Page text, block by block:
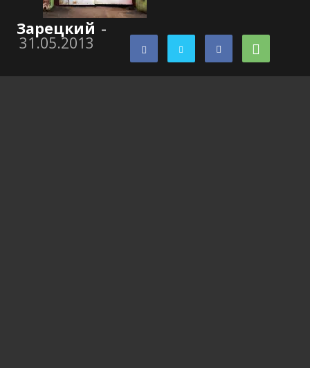
Зарецкий -
31.05.2013